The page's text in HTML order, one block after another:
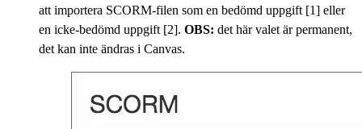
att importera SCORM-filen som en bedömd uppgift [1] eller
en icke-bedömd uppgift [2]. OBS: det här valet är permanent,
det kan inte ändras i Canvas.